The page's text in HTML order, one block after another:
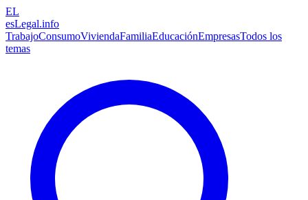
EL
esLegal.info
TrabajoConsumoViviendaFamiliaEducaciónEmpresasTodos los
temas